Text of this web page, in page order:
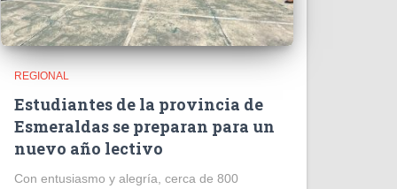
REGIONAL
Estudiantes de la provincia de
Esmeraldas se preparan para un
nuevo año lectivo
Con entusiasmo y alegría, cerca de 800